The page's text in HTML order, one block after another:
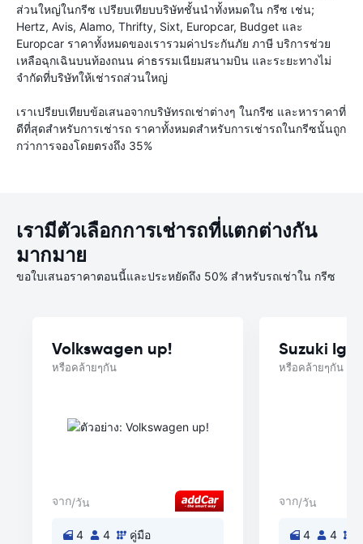
ส่วนใหญ่ในกรีซ เปรียบเทียบบริษัทชั้นนำทั้งหมดใน กรีซ เช่น;
Hertz, Avis, Alamo, Thrifty, Sixt, Europcar, Budget และ
Europcar ราคาทั้งหมดของเรารวมค่าประกันภัย ภาษี บริการช่วย
เหลือฉุกเฉินบนท้องถนน ค่าธรรมเนียมสนามบิน และระยะทางไม่
จำกัดที่บริษัทให้เช่ารถส่วนใหญ่
เราเปรียบเทียบข้อเสนอจากบริษัทรถเช่าต่างๆ ในกรีซ และหาราคาที่
ดีที่สุดสำหรับการเช่ารถ ราคาทั้งหมดสำหรับการเช่ารถในกรีซนั้นถูก
กว่าการจองโดยตรงถึง 35%
เรามีตัวเลือกการเช่ารถที่แตกต่างกัน
มากมาย
ขอใบเสนอราคาตอนนี้และประหยัดถึง 50% สำหรับรถเช่าใน กรีซ
Volkswagen up!
หรือคล้ายๆกัน
จาก/วัน
4 4 คู่มือ
Suzuki
หรือคล้ายๆกัน
จาก/วัน
4 4